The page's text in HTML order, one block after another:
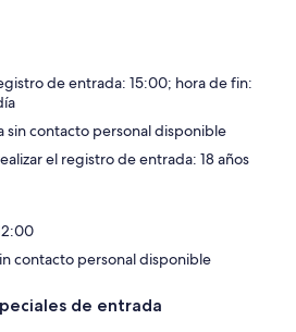
de entrada: 15:00; hora de fin:
sin contacto personal disponible
el registro de entrada: 18 años
contacto personal disponible
de entrada